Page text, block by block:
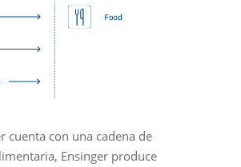
con una cadena de
Ensinger produce